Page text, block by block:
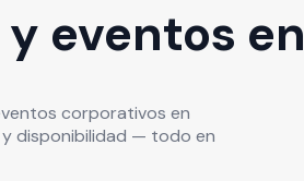
eventos en
corporativos en
y disponibilidad — todo en